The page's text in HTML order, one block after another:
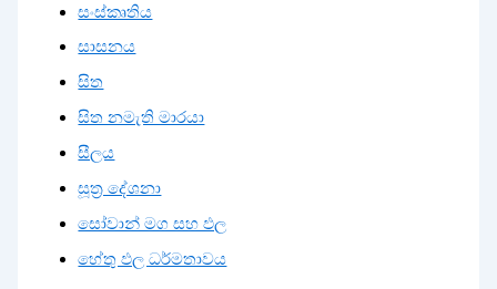
සංස්කෘතිය
සාසනය
සිත
සිත නමැති මාරයා
සීලය
සූත්‍ර දේශනා
සෝවාන් මග සහ ඵල
හේතු ඵල ධර්මතාවය